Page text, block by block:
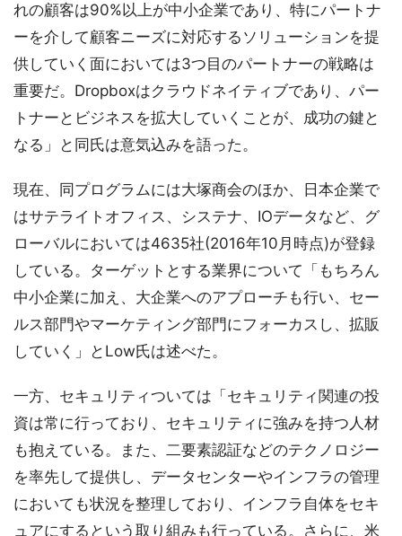
れの顧客は90%以上が中小企業であり、特にパートナ
ーを介して顧客ニーズに対応するソリューションを提
供していく面においては3つ目のパートナーの戦略は
重要だ。Dropboxはクラウドネイティブであり、パー
トナーとビジネスを拡大していくことが、成功の鍵と
なる」と同氏は意気込みを語った。
現在、同プログラムには大塚商会のほか、日本企業で
はサテライトオフィス、システナ、IOデータなど、グ
ローバルにおいては4635社(2016年10月時点)が登録
している。ターゲットとする業界について「もちろん
中小企業に加え、大企業へのアプローチも行い、セー
ルス部門やマーケティング部門にフォーカスし、拡販
していく」とLow氏は述べた。
一方、セキュリティついては「セキュリティ関連の投
資は常に行っており、セキュリティに強みを持つ人材
も抱えている。また、二要素認証などのテクノロジー
を率先して提供し、データセンターやインフラの管理
においても状況を整理しており、インフラ自体をセキ
ュアにするという取り組みも行っている。さらに、米